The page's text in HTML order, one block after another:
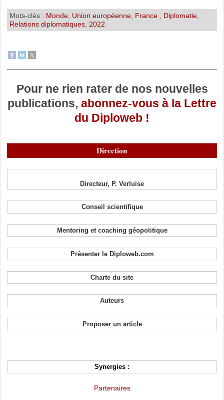
Mots-clés : Monde, Union européenne, France Diplomatie,
Relations diplomatiques, 2022
Pour ne rien rater de nos nouvelles
publications, abonnez-vous à la Lettre
du Diploweb !
Direction
Directeur, P. Verluise
Conseil scientifique
Mentoring et coaching géopolitique
Présenter le Diploweb.com
Charte du site
Auteurs
Proposer un article
Synergies :
Partenaires